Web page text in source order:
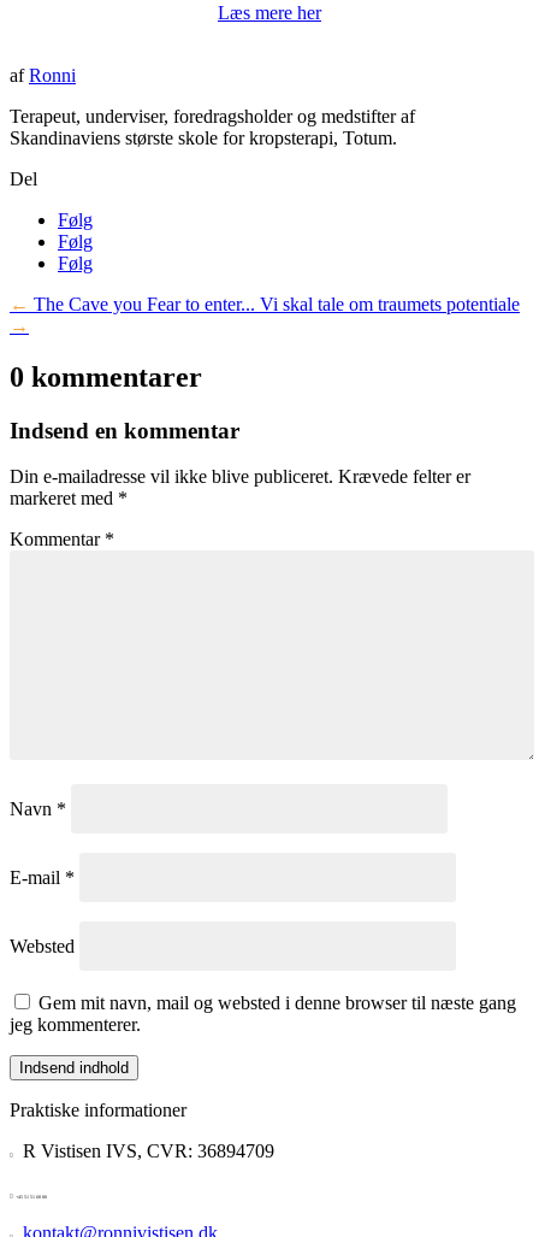
Læs mere her
afRonni
Terapeut, underviser, foredragsholder og medstifter af
Skandinaviens største skole for kropsterapi, Totum.
Del
Følg
Følg
Følg
← The Cave you Fear to enter... Vi skal tale om traumets potentiale
→
0 kommentarer
Indsend en kommentar
Din e-mailadresse vil ikke blive publiceret. Krævede felter er
markeret med *
Kommentar *
Navn *
E-mail *
Websted
Gem mit navn, mail og websted i denne browser til næste gang
jeg kommenterer.
Indsend indhold
Praktiske informationer
 R Vistisen IVS, CVR: 36894709
 +45 51 51 68 80